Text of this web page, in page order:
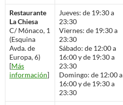
Restaurante
La Chiesa
C/ Mónaco, 1
(Esquina
Avda. de
Europa, 6)
[Más
información]
Jueves: de 19:30 a
23:30
Viernes: de 19:30 a
23:30
Sábado: de 12:00 a
16:00 y de 19:30 a
23:30
Domingo: de 12:00 a
16:00 y de 19:30 a
23:30